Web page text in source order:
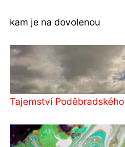
kam je na dovolenou
Tajemství